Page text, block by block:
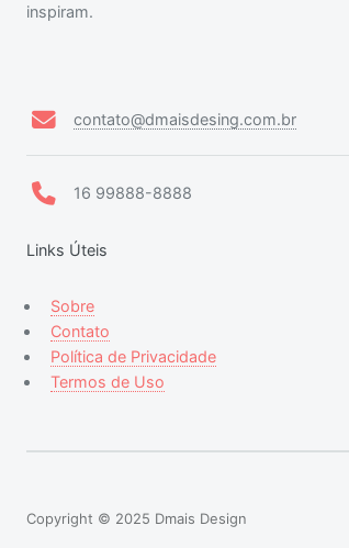
inspiram.
contato@dmaisdesing.com.br
16 99888-8888
Links Úteis
Sobre
Contato
Política de Privacidade
Termos de Uso
Copyright © 2025 Dmais Design